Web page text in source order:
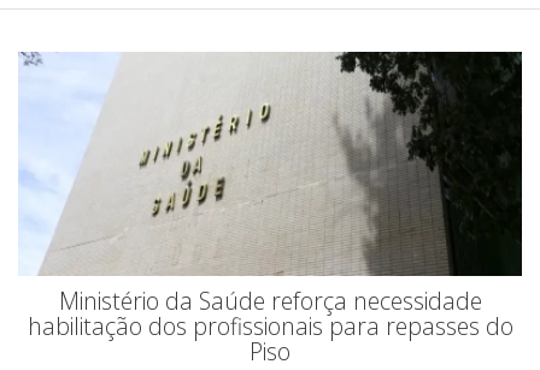
Ministério da Saúde reforça necessidade
habilitação dos profissionais para repasses do
Piso